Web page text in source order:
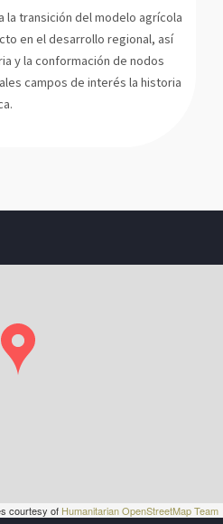
transición del modelo agrícola
en el desarrollo regional, así
y la conformación de nodos
campos de interés la historia
courtesy of Humanitarian OpenStreetMap Team